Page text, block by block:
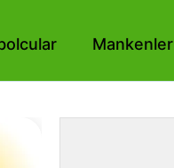
Mankenler